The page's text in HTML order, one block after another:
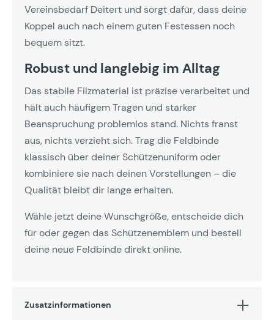
Vereinsbedarf Deitert und sorgt dafür, dass deine
Koppel auch nach einem guten Festessen noch
bequem sitzt.
Robust und langlebig im Alltag
Das stabile Filzmaterial ist präzise verarbeitet und
hält auch häufigem Tragen und starker
Beanspruchung problemlos stand. Nichts franst
aus, nichts verzieht sich. Trag die Feldbinde
klassisch über deiner Schützenuniform oder
kombiniere sie nach deinen Vorstellungen – die
Qualität bleibt dir lange erhalten.
Wähle jetzt deine Wunschgröße, entscheide dich
für oder gegen das Schützenemblem und bestell
deine neue Feldbinde direkt online.
Zusatzinformationen